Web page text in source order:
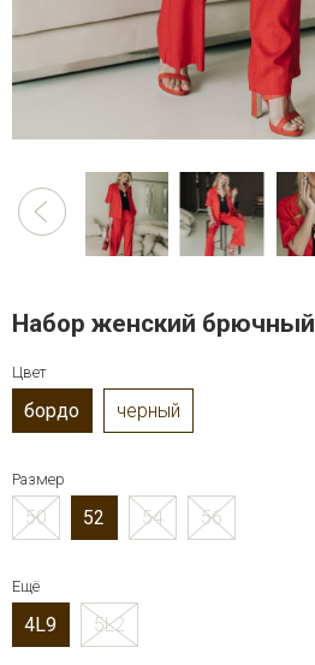
Набор женский брючный
Цвет
бордо черный
Размер
50 52 54 56
Ещё
4L9 5L2